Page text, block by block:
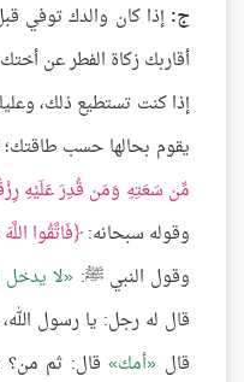
ج: إذا كان والدك توفي
أقاربك زكاة الفطر عن
إذا كنت تستطيع ذلك،
يقوم بحالها حسب طاقتك؛
مِّن سَعَتِهِ وَمَن قُدِرَ عَلَيْهِ
وقوله سبحانه: فَاتَّقُوا
وقول النبي ﷺ: لا
قال له رجل: يا رسول
قال أمك قال: ثم